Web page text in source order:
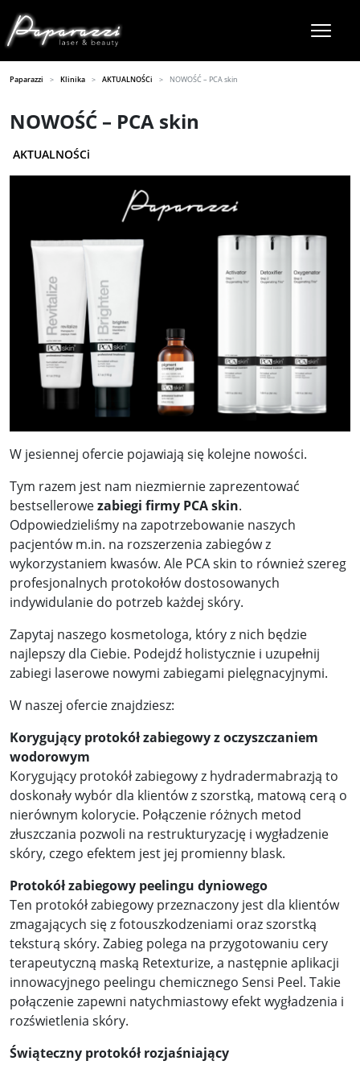
Paparazzi Klinika AKTUALNOŚCi NOWOŚĆ – PCA skin
NOWOŚĆ – PCA skin
AKTUALNOŚCi
W jesiennej ofercie pojawiają się kolejne nowości.
Tym razem jest nam niezmiernie zaprezentować
bestsellerowezabiegi firmy PCA skin.
Odpowiedzieliśmy na zapotrzebowanie naszych
pacjentów m.in. na rozszerzenia zabiegów z
wykorzystaniem kwasów. Ale PCA skin to również szereg
profesjonalnych protokołów dostosowanych
indywidulanie do potrzeb każdej skóry.
Zapytaj naszego kosmetologa, który z nich będzie
najlepszy dla Ciebie. Podejdź holistycznie i uzupełnij
zabiegi laserowe nowymi zabiegami pielęgnacyjnymi.
W naszej ofercie znajdziesz:
Korygujący protokół zabiegowy z oczyszczaniem
wodorowym
Korygujący protokół zabiegowy z hydradermabrazją to
doskonały wybór dla klientów z szorstką, matową cerą o
nierównym kolorycie. Połączenie różnych metod
złuszczania pozwoli na restrukturyzację i wygładzenie
skóry, czego efektem jest jej promienny blask.
Protokół zabiegowy peelingu dyniowego
Ten protokół zabiegowy przeznaczony jest dla klientów
zmagających się z fotouszkodzeniami oraz szorstką
teksturą skóry. Zabieg polega na przygotowaniu cery
terapeutyczną maską Retexturize, a następnie aplikacji
innowacyjnego peelingu chemicznego Sensi Peel. Takie
połączenie zapewni natychmiastowy efekt wygładzenia i
rozświetlenia skóry.
Świąteczny protokół rozjaśniający